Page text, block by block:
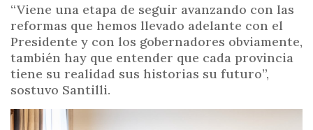
“Viene una etapa de seguir avanzando con las
reformas que hemos llevado adelante con el
Presidente y con los gobernadores obviamente,
también hay que entender que cada provincia
tiene su realidad sus historias su futuro”,
sostuvo Santilli.